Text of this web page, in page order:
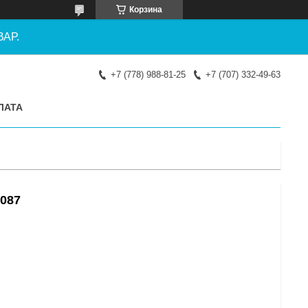
Корзина
+7 (778) 988-81-25 +7 (707) 332-49-63